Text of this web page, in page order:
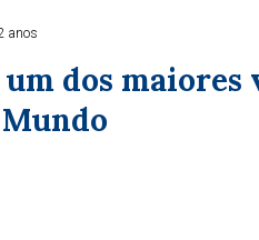
anos
dos maiores